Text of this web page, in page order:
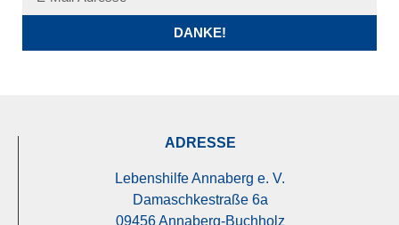
DANKE!
ADRESSE
Lebenshilfe Annaberg e. V.
Damaschkestraße 6a
09456 Annaberg-Buchholz